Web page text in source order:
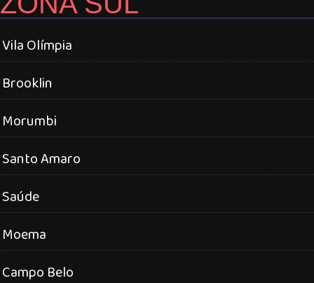
Vila Olímpia
Brooklin
Morumbi
Santo Amaro
Saúde
Moema
Campo Belo